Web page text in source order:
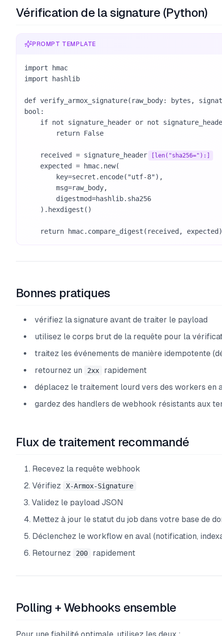
Vérification de la signature (Python)
PROMPT TEMPLATE
import hmac
import hashlib
def verify_armox_signature(raw_body: bytes,
bool:
    received = signature_header
[len("sha256="):]
    return hmac.compare_digest(received, expected)
Bonnes pratiques
vérifiez la signature avant de traiter le payload
utilisez le corps brut de la requête pour la
traitez les événements de manière idempotente
retournez un
2xx
rapidement
déplacez le traitement lourd vers des workers en
gardez des handlers de webhook résistants aux
Flux de traitement recommandé
Recevez la requête webhook
Vérifiez
X-Armox-Signature
Validez le payload JSON
Mettez à jour le statut du job dans votre base de
Déclenchez le workflow en aval (notification,
Retournez
200 rapidement
Polling + Webhooks ensemble